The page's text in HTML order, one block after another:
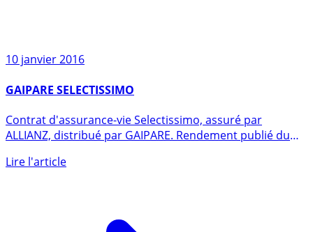
10 janvier 2016
GAIPARE SELECTISSIMO
ALLIANZ, distribué par GAIPARE. Rendement publié du